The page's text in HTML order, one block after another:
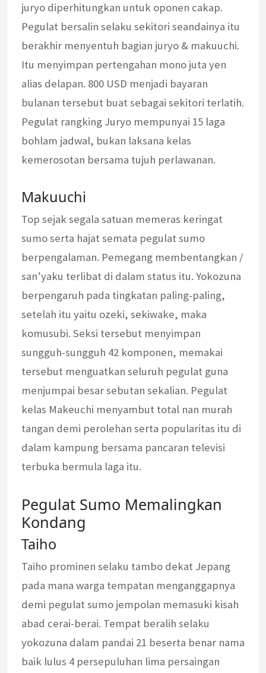
juryo diperhitungkan untuk oponen cakap.
Pegulat bersalin selaku sekitori seandainya itu
berakhir menyentuh bagian juryo & makuuchi.
Itu menyimpan pertengahan mono juta yen
alias delapan. 800 USD menjadi bayaran
bulanan tersebut buat sebagai sekitori terlatih.
Pegulat rangking Juryo mempunyai 15 laga
bohlam jadwal, bukan laksana kelas
kemerosotan bersama tujuh perlawanan.
Makuuchi
Top sejak segala satuan memeras keringat
sumo serta hajat semata pegulat sumo
berpengalaman. Pemegang membentangkan /
san’yaku terlibat di dalam status itu. Yokozuna
berpengaruh pada tingkatan paling-paling,
setelah itu yaitu ozeki, sekiwake, maka
komusubi. Seksi tersebut menyimpan
sungguh-sungguh 42 komponen, memakai
tersebut menguatkan seluruh pegulat guna
menjumpai besar sebutan sekalian. Pegulat
kelas Makeuchi menyambut total nan murah
tangan demi perolehan serta popularitas itu di
dalam kampung bersama pancaran televisi
terbuka bermula laga itu.
Pegulat Sumo Memalingkan
Kondang
Taiho
Taiho prominen selaku tambo dekat Jepang
pada mana warga tempatan menganggapnya
demi pegulat sumo jempolan memasuki kisah
abad cerai-berai. Tempat beralih selaku
yokozuna dalam pandai 21 beserta benar nama
baik lulus 4 persepuluhan lima persaingan